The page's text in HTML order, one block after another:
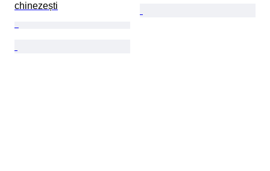
chinezești